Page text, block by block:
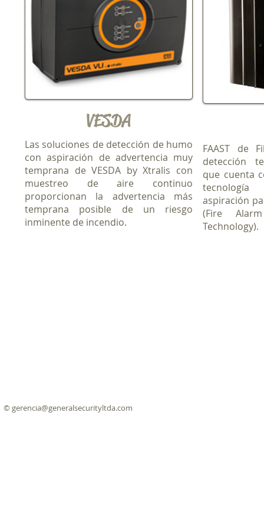
VESDA
Las soluciones de detección de humo
con aspiración de advertencia muy
temprana de VESDA by Xtralis con
muestreo de aire continuo
proporcionan la advertencia más
temprana posible de un riesgo
inminente de incendio.
FAAST de
detección
que cuenta
aspiración
(Fire
Technology).
©gerencia@generalsecurityltda.com